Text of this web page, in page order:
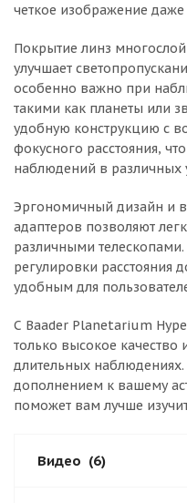
четкое изображение
Покрытие линз
улучшает
особенно важно при
такими как планеты или
удобную конструкцию с
фокусного расстояния,
наблюдений в различных
Эргономичный дизайн и
адаптеров позволяют
различными
регулировки расстояния
удобным для
С Baader Planetarium
только высокое
длительных наблюдениях.
дополнением к вашему
поможет вам лучше
Видео (6)